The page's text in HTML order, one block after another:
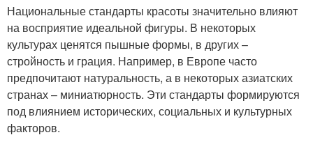
Национальные стандарты красоты значительно влияют
на восприятие идеальной фигуры. В некоторых
культурах ценятся пышные формы, в других –
стройность и грация. Например, в Европе часто
предпочитают натуральность, а в некоторых азиатских
странах – миниатюрность. Эти стандарты формируются
под влиянием исторических, социальных и культурных
факторов.